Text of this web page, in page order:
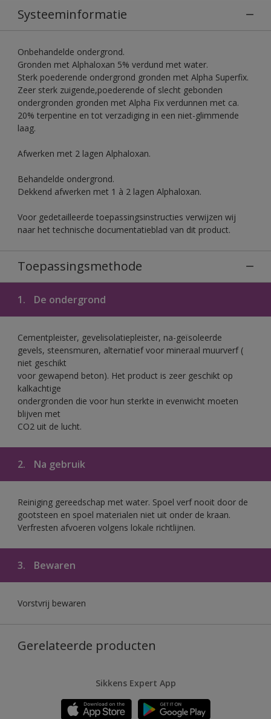
Systeeminformatie
Onbehandelde ondergrond.
Gronden met Alphaloxan 5% verdund met water.
Sterk poederende ondergrond gronden met Alpha Superfix.
Zeer sterk zuigende,poederende of slecht gebonden
ondergronden gronden met Alpha Fix verdunnen met ca.
20% terpentine en tot verzadiging in een niet-glimmende
laag.
Afwerken met 2 lagen Alphaloxan.
Behandelde ondergrond.
Dekkend afwerken met 1 à 2 lagen Alphaloxan.
Voor gedetailleerde toepassingsinstructies verwijzen wij
naar het technische documentatieblad van dit product.
Toepassingsmethode
1. De ondergrond
Cementpleister, gevelisolatiepleister, na-geïsoleerde
gevels, steensmuren, alternatief voor mineraal muurverf (
niet geschikt
voor gewapend beton). Het product is zeer geschikt op
kalkachtige
ondergronden die voor hun sterkte in evenwicht moeten
blijven met
CO2 uit de lucht.
2. Na gebruik
Reiniging gereedschap met water. Spoel verf nooit door de
gootsteen en spoel materialen niet uit onder de kraan.
Verfresten afvoeren volgens lokale richtlijnen.
3. Bewaren
Vorstvrij bewaren
Gerelateerde producten
Sikkens Expert App